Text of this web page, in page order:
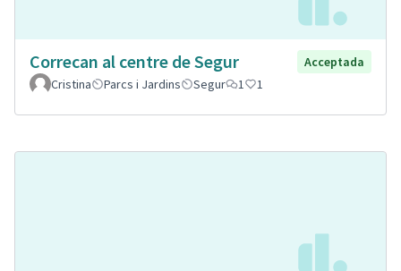
Correcan al centre de Segur
Acceptada
Cristina
Parcs i Jardins Segur 1 1